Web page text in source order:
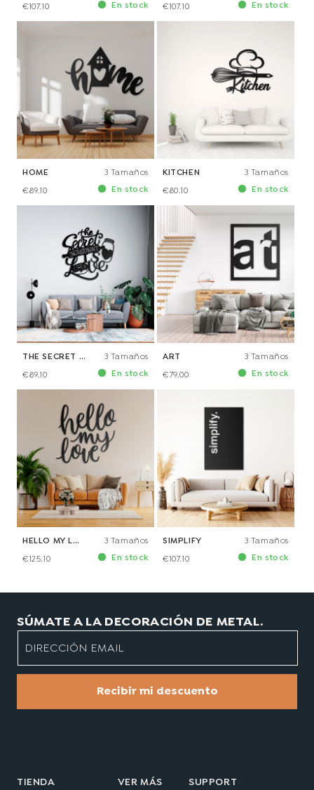
€107.10
En stock
€107.10
En stock
HOME
€89.10
3 Tamaños
En stock
KITCHEN
€80.10
3 Tamaños
En stock
THE SECRET INGREDIENT IS LOVE
€89.10
3 Tamaños
En stock
ART
€79.00
3 Tamaños
En stock
HELLO MY LOVE
€125.10
3 Tamaños
En stock
SIMPLIFY
€107.10
3 Tamaños
En stock
SÚMATE A LA DECORACIÓN DE METAL.
DIRECCIÓN EMAIL
Recibir mi descuento
TIENDA VER MÁS SUPPORT